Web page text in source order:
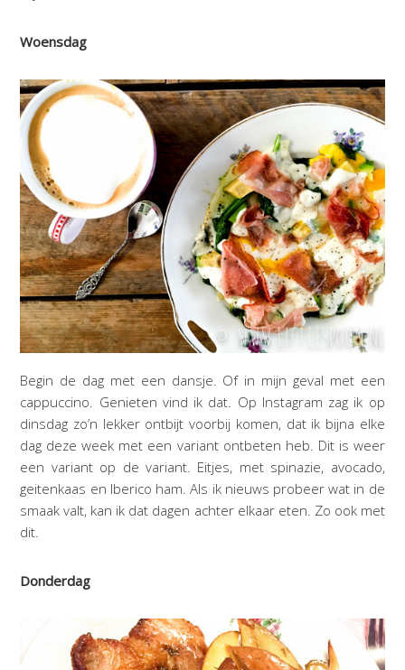
Woensdag
Begin de dag met een dansje. Of in mijn geval met een
cappuccino. Genieten vind ik dat. Op Instagram zag ik op
dinsdag zo’n lekker ontbijt voorbij komen, dat ik bijna elke
dag deze week met een variant ontbeten heb. Dit is weer
een variant op de variant. Eitjes, met spinazie, avocado,
geitenkaas en Iberico ham. Als ik nieuws probeer wat in de
smaak valt, kan ik dat dagen achter elkaar eten. Zo ook met
dit.
Donderdag